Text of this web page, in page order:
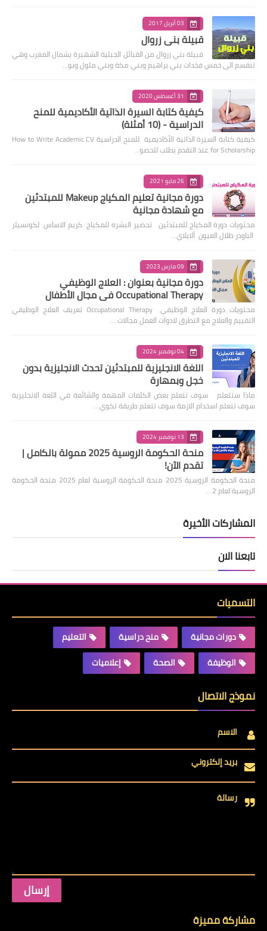
03 أبريل 2017
قبيلة بني زروال
قبيلة بني زروال من القبائل الجبلية الشهيرة بشمال المغرب وهي
تنقسم الى خمس فخدات بني براهيم وبني مكة وبني ملول وبو…
31 أغسطس 2020
كيفية كتابة السيرة الذاتية الأكاديمية للمنح
الدراسية - (10 أمثلة)
كيفية كتابة السيرة الذاتية الأكاديمية للمنح الدراسية How to Write Academic CV
for Scholarship عند التقدم بطلب للحصو…
26 مايو 2021
دورة مجانية تعليم المكياج Makeup للمبتدئين
مع شهادة مجانية
محتويات دورة المكياج للمبتدئين تحضير البشره للمكياج كريم الاساس لكونسيلر
الباودر ظلال العيون ألايلاي…
09 مارس 2023
دورة مجانية بعنوان : العلاج الوظيفي
Occupational Therapy في مجال الأطفال
محتويات دورة العلاج الوظيفي Occupational Therapy تعريف العلاج الوظيفي
التقييم والعلاج مع التطرق لادوات العمل مجالات …
04 نوفمبر 2024
اللغة الانجليزية للمبتدئين تحدث الانجليزية بدون
خجل وبمهارة
ماذا ستتعلم سوف تتعلم بعض الكلمات المهمة والشائعة في اللغة الانجليزية
سوف تتعلم اسخدام الازمة سوف تتعلم طريقة تكوي…
13 نوفمبر 2024
منحة الحكومة الروسية 2025 ممولة بالكامل |
تقدم الآن!
منحة الحكومة الروسية 2025 منحة الحكومة الروسية لعام 2025 منحة الحكومة
الروسية لعام 2…
المشاركات الأخيرة
تابعنا الان
التسميات
دورات مجانية منح دراسية
التعليم
الوظيفة
الصحة إعلاميات
نموذج الاتصال
الاسم
بريد إلكتروني
رسالة
مشاركة مميزة